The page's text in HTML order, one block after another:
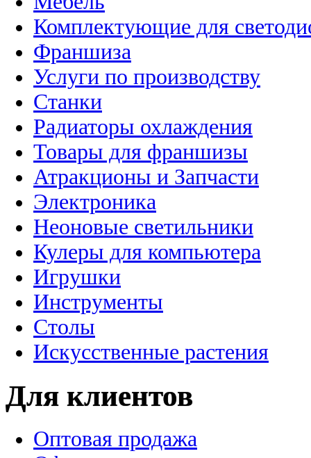
Комплектующие для
Франшиза
Услуги по производству
Станки
Радиаторы охлаждения
Товары для франшизы
Атракционы и Запчасти
Электроника
Неоновые светильники
Кулеры для компьютера
Игрушки
Инструменты
Столы
Искусственные растения
Для клиентов
Оптовая продажа